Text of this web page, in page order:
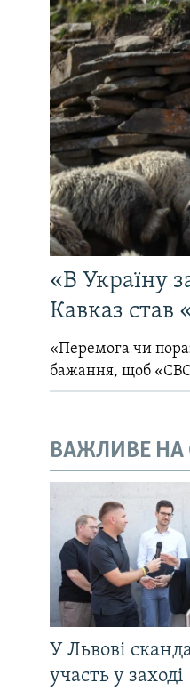
«В Україну
Кавказ став
«Перемога чи
бажання, щоб
ВАЖЛИВЕ НА
У Львові
участь у заході